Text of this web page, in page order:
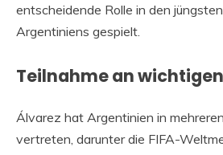
entscheidende Rolle in den
Argentiniens gespielt.
Teilnahme an
Álvarez hat Argentinien in
vertreten, darunter die FIFA-